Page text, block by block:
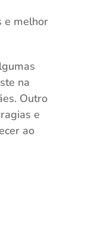
e melhor
na
Outro
e
ao